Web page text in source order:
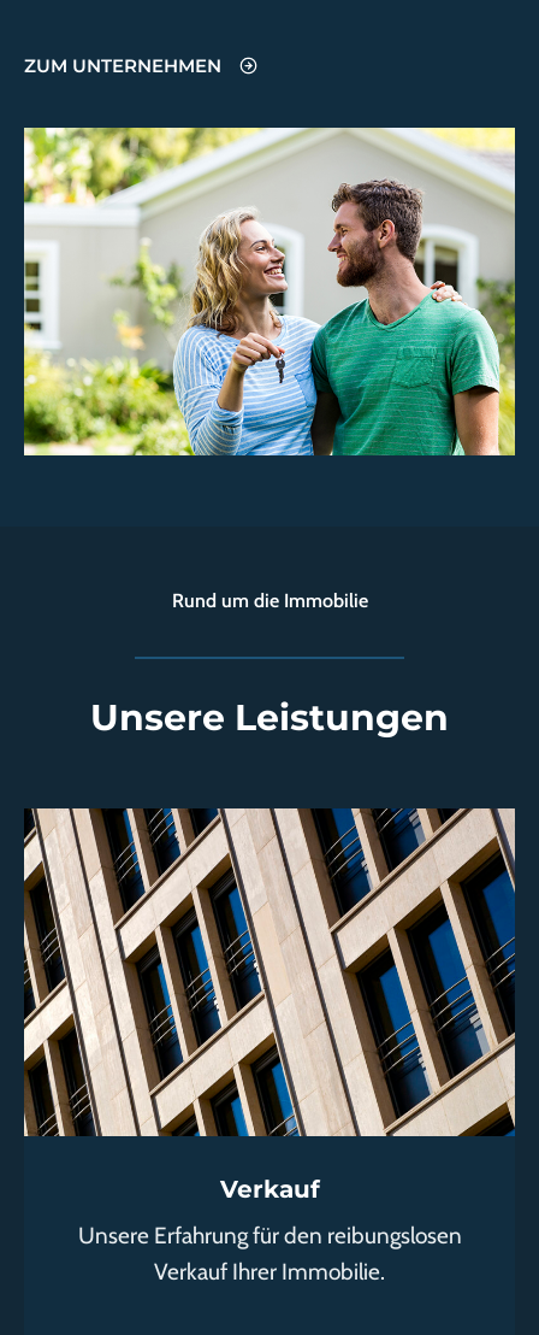
ZUM UNTERNEHMEN
Rund um die Immobilie
Unsere Leistungen
Verkauf
Unsere Erfahrung für den reibungslosen
Verkauf Ihrer Immobilie.